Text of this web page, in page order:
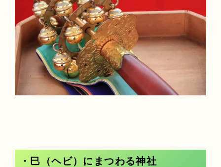
・巳（ヘビ）にまつわる神社